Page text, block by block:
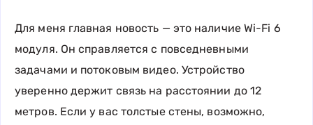
Для меня главная новость — это наличие Wi-Fi 6
модуля. Он справляется с повседневными
задачами и потоковым видео. Устройство
уверенно держит связь на расстоянии до 12
метров. Если у вас толстые стены, возможно,